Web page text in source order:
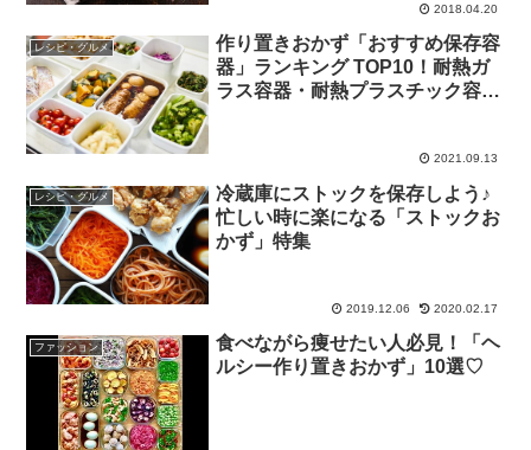
2018.04.20
レシピ・グルメ
作り置きおかず「おすすめ保存容
器」ランキング TOP10！耐熱ガ
ラス容器・耐熱プラスチック容
2021.09.13
レシピ・グルメ
冷蔵庫にストックを保存しよう♪
忙しい時に楽になる「ストックお
かず」特集
2019.12.06 2020.02.17
ファッション
食べながら痩せたい人必見！「ヘ
ルシー作り置きおかず」10選♡